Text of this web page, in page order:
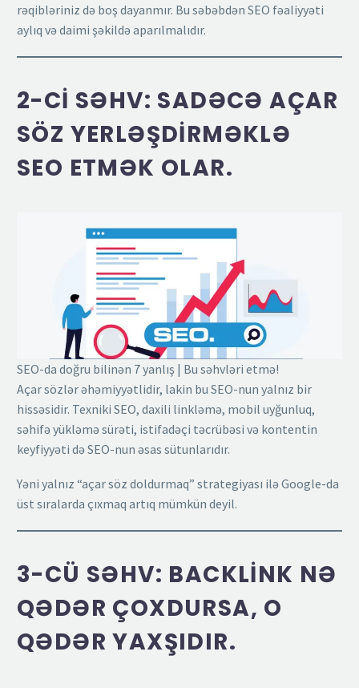
rəqibləriniz də boş dayanmır. Bu səbəbdən SEO fəaliyyəti
aylıq və daimi şəkildə aparılmalıdır.
2-CI SƏHV: SADƏCƏ AÇAR
SÖZ YERLƏŞDIRMƏKLƏ
SEO ETMƏK OLAR.
SEO-da doğru bilinən 7 yanlış | Bu səhvləri etmə!
Açar sözlər əhəmiyyətlidir, lakin bu SEO-nun yalnız bir
hissəsidir. Texniki SEO, daxili linkləmə, mobil uyğunluq,
səhifə yükləmə sürəti, istifadəçi təcrübəsi və kontentin
keyfiyyəti də SEO-nun əsas sütunlarıdır.
Yəni yalnız “açar söz doldurmaq” strategiyası ilə Google-da
üst sıralarda çıxmaq artıq mümkün deyil.
3-CÜ SƏHV: BACKLINK NƏ
QƏDƏR ÇOXDURSA, O
QƏDƏR YAXŞIDIR.